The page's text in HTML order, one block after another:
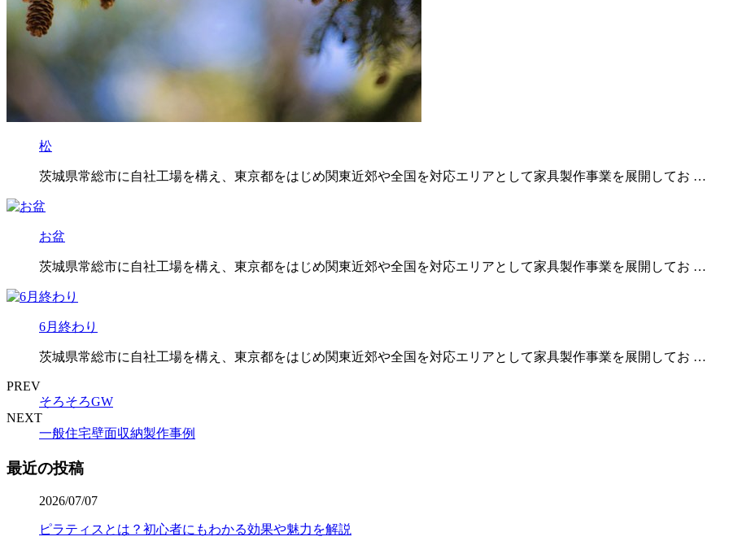
松
茨城県常総市に自社工場を構え、東京都をはじめ関東近郊や全国を対応エリアとして家具製作事業を展開してお …
お盆
茨城県常総市に自社工場を構え、東京都をはじめ関東近郊や全国を対応エリアとして家具製作事業を展開してお …
6月終わり
茨城県常総市に自社工場を構え、東京都をはじめ関東近郊や全国を対応エリアとして家具製作事業を展開してお …
PREV
そろそろGW
NEXT
一般住宅壁面収納製作事例
最近の投稿
2026/07/07
ピラティスとは？初心者にもわかる効果や魅力を解説